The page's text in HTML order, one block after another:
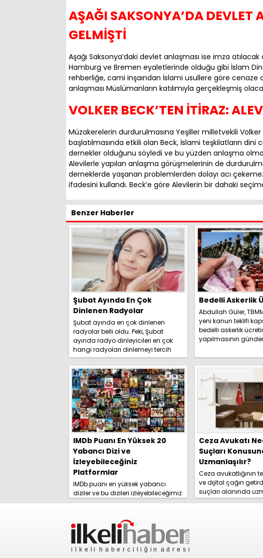
AŞAĞI SAKSONYA’DA
GELMİŞTİ
Aşağı Saksonya’daki devlet anlaşması ise imza
Hamburg ve Bremen eyaletlerinde olduğu gibi İslam
rehberliğe, cami inşaından İslami usullere göre
anlaşması Müslümanların katılımıyla gerçekleşmiş
VOLKER BECK’TEN İTİRAZ:
Müzakerelerin durdurulmasına Yeşiller milletvekili Volker
başlatılmasında etkili olan Beck, İslami teşkilatların
dernekler olduğunu söyledi ve bu yüzden anlaşma
Alevilerle yapılan anlaşma görüşmelerinin de
derneklerde yaşanan problemlerden dolayı acı
ifadesini kullandı. Beck’e göre Alevilerin bir dahaki
Benzer Haberler
Şubat Ayında En Çok
Dinlenen Radyolar
Şubat ayında en çok dinlenen
radyolar belli oldu. Peki, Şubat
ayında radyo dinleyicileri en çok
hangi radyoları dinlemeyi tercih
etti? İşte detaylar.....
Bedelli Askerlik
Abdullah Güler,
yeni kanun teklifi
bedelli askerlik
yapılmasının
IMDb Puanı En Yüksek 20
Yabancı Dizi ve
İzleyebileceğiniz
Platformlar
IMDb puanı en yüksek yabancı
diziler ve bu dizileri izleyebileceğimiz
platformlar izleyici tarafından
Ceza Avukatı
Suçları
Uzmanlaşılır?
Ceza avukatlığının
ve dijital çağın
suçları alanında
yolları hakkında